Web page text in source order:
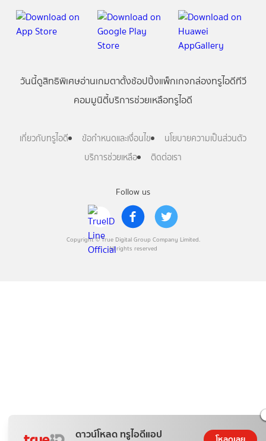
ดาวน์โหลด ทรูไอดีแอป
Follow us
Copyright © True Digital Group Company Limited.
All rights reserved
วันนี้ดูสิทธิพิเศษอ่านเกมตาตั้งช้อปปิ้งแพ็กเกจกล่องทรูไอดีทีวี
คอมมูนิตี้บริการช่วยเหลือทรูไอดี
เกี่ยวกับทรูไอดี ข้อกำหนดและเงื่อนไข
นโยบายความเป็นส่วนตัว
บริการช่วยเหลือ
ติดต่อเรา